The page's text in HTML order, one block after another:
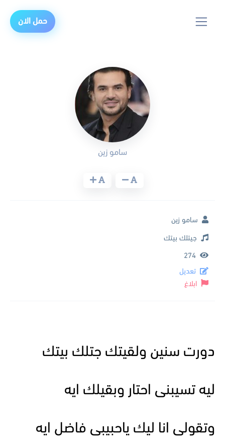
حمل الان
دورت سنين ولقيتك جتلك بيتك
ليه تسيبنى احتار وبقيلك ايه
وتقولى انا ليك ياحبيبى فاضل ايه
سامو زين
سامو زين
جيتلك بيتك
274
تعديل
ابلاغ